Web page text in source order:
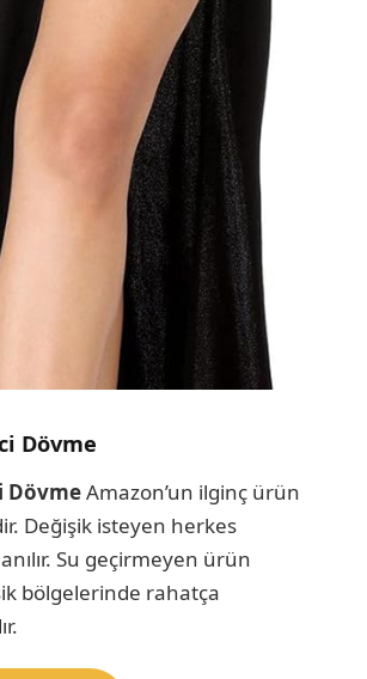
Dövme
DövmeAmazon’un ilginç ürün
Değişik isteyen herkes
Su geçirmeyen ürün
bölgelerinde rahatça